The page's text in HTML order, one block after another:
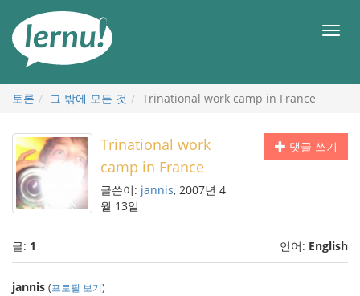
메
토론 그 밖에 모든 것 Trinational work camp in France
댓글 쓰기
Trinational work
camp in France
글쓴이: jannis, 2007년 4
월 13일
글: 1 언어: English
jannis (프로필 보기)